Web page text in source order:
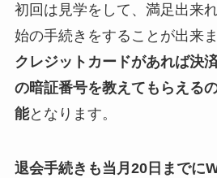
初回は見学をして、満足出来
始の手続きをすることが出来ま
クレジットカードがあれば決
の暗証番号を教えてもらえる
能となります。
退会手続きも当月20日までに